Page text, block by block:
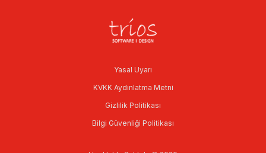
Yasal Uyarı
KVKK Aydınlatma Metni
Gizlilik Politikası
Bilgi Güvenliği Politikası